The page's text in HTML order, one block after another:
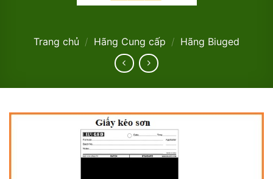
Trang chủ / Hãng Cung cấp / Hãng Biuged